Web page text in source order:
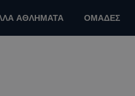
ΑΘΛΗΜΑΤΑ ΟΜΑΔΕΣ